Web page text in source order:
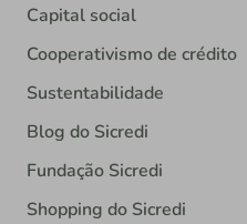
Capital social
Cooperativismo de crédito
Sustentabilidade
Blog do Sicredi
Fundação Sicredi
Shopping do Sicredi